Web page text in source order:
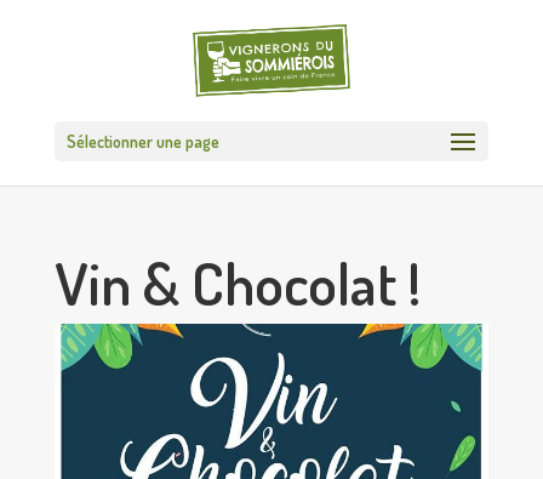
Sélectionner une page
Vin & Chocolat !